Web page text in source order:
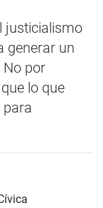
justicialismo
generar un
No por
lo que
para